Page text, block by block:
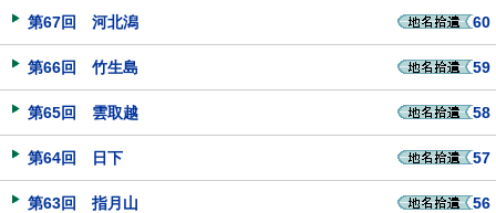
第67回 河北潟 60
第66回 竹生島 59
第65回 雲取越 58
第64回 日下 57
第63回 指月山 56